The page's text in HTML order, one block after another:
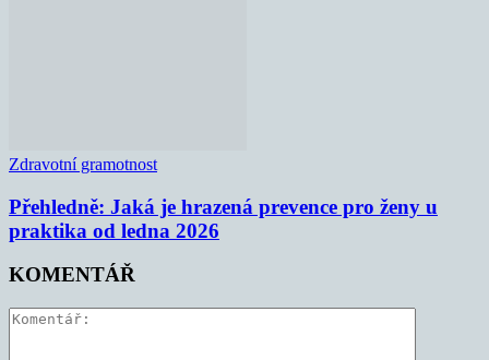
Zdravotní gramotnost
Přehledně: Jaká je hrazená prevence pro ženy u
praktika od ledna 2026
KOMENTÁŘ